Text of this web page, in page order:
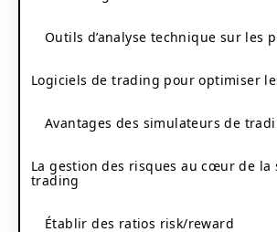
Outils d’analyse technique sur les
Logiciels de trading pour optimiser
Avantages des simulateurs de
La gestion des risques au cœur de la
trading
Établir des ratios risk/reward